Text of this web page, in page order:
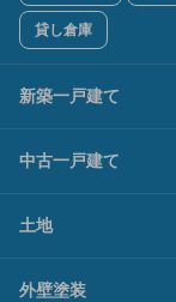
貸し倉庫
新築一戸建て
中古一戸建て
土地
外壁塗装